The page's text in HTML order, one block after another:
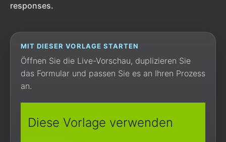
responses.
MIT DIESER VORLAGE STARTEN
Öffnen Sie die Live-Vorschau, duplizieren Sie
das Formular und passen Sie es an Ihren Prozess
an.
Diese Vorlage verwenden